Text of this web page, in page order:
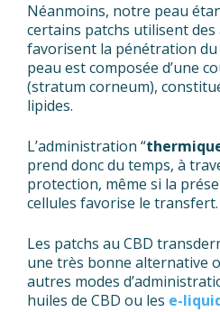
Néanmoins, notre peau
certains patchs utilisent
favorisent la pénétration du
peau est composée d’une
(stratum corneum),
lipides.
L’administration “
prend donc du temps, à
protection, même si la
cellules favorise le transfert.
Les patchs au CBD
une très bonne alternative
autres modes
huiles de CBD ou les e-